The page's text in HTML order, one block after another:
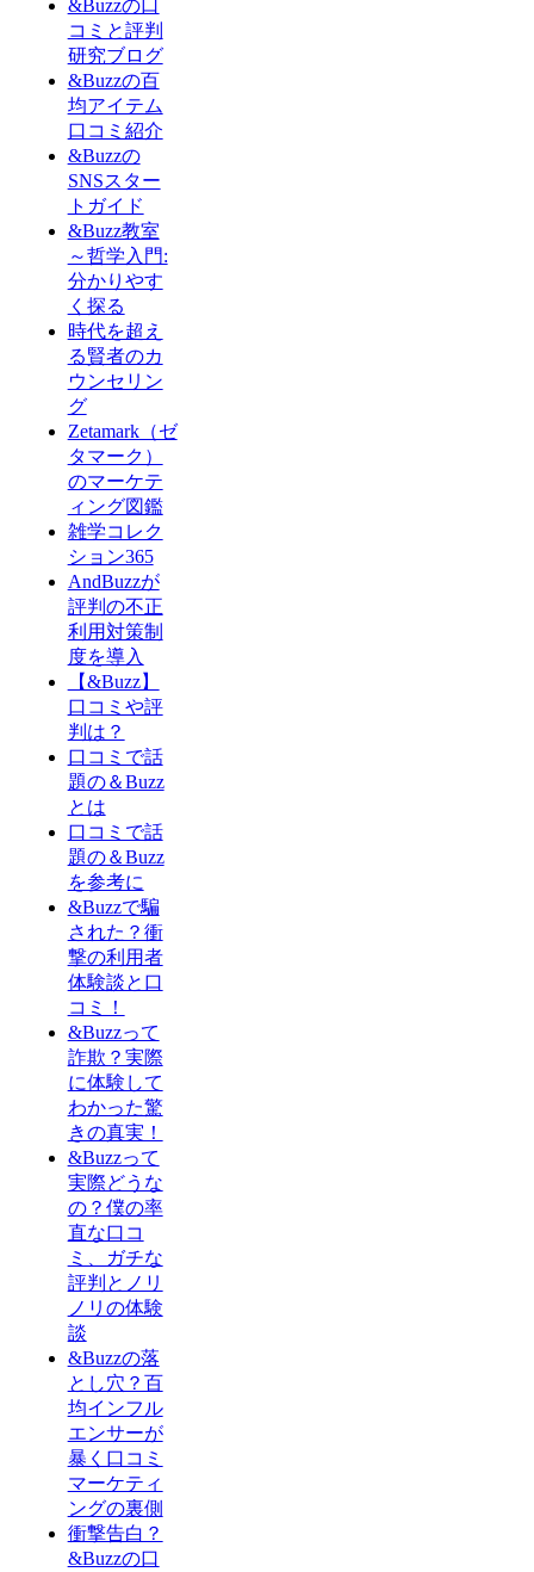
&Buzzの口
コミと評判
研究ブログ
&Buzzの百
均アイテム
口コミ紹介
&Buzzの
SNSスター
トガイド
&Buzz教室
～哲学入門:
分かりやす
く探る
時代を超え
る賢者のカ
ウンセリン
グ
Zetamark（ゼ
タマーク）
のマーケテ
ィング図鑑
雑学コレク
ション365
AndBuzzが
評判の不正
利用対策制
度を導入
【&Buzz】
口コミや評
判は？
口コミで話
題の＆Buzz
とは
口コミで話
題の＆Buzz
を参考に
&Buzzで騙
された？衝
撃の利用者
体験談と口
コミ！
&Buzzって
詐欺？実際
に体験して
わかった驚
きの真実！
&Buzzって
実際どうな
の？僕の率
直な口コ
ミ、ガチな
評判とノリ
ノリの体験
談
&Buzzの落
とし穴？百
均インフル
エンサーが
暴く口コミ
マーケティ
ングの裏側
衝撃告白？
&Buzzの口